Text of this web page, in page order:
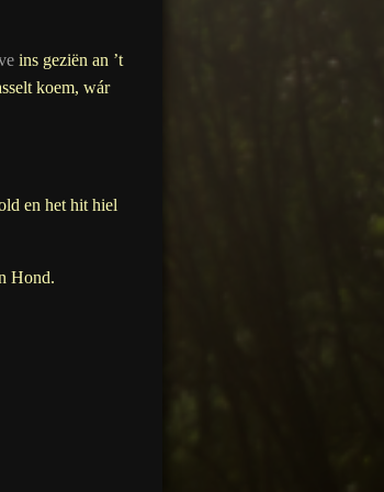
ins geziën an ’t
koem, wár
en het hit hiel
Hond.